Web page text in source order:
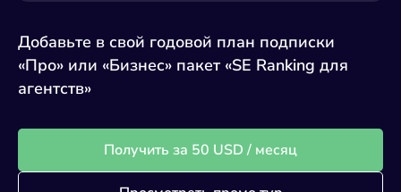
Добавьте в свой годовой план подписки
«Про» или «Бизнес» пакет «SE Ranking для
агентств»
Получить за 50 USD / месяц